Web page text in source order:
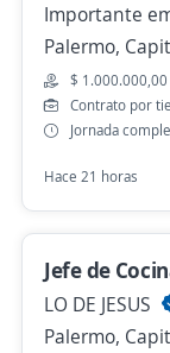
Importante
Belgrano,
Hace 2 días
Se precisa
Ayudante de
sushi
4,1
Palermo,
Hace 2 días
Importante
Palermo,
$
Contrato por
Jornada
Hace 21 horas
Jefe de
LO DE JESUS
Palermo,